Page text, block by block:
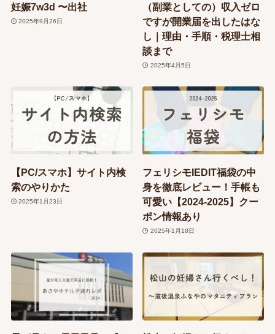
妊娠7w3d 〜出社
2025年9月26日
（副業としての）収入ゼロ
ですが開業届を出したはな
し｜理由・手順・税理士相
談まで
2025年4月5日
【PC/スマホ】サイト内検
索のやりかた
2025年1月23日
フェリシモIEDIT福袋の中
身を徹底レビュー！手帳も
可愛い【2024-2025】クー
ポン情報あり
2025年1月18日